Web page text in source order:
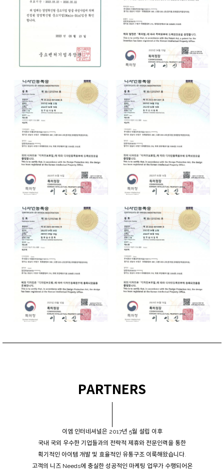
PARTNERS
이엠 인터네셔널은 2017년 5월 설립 이후
국내 국외 우수한 기업들과의 전략적 제휴와 전문인력을 통한
획기적인 아이템 개발 및 효율적인 유통구조 이룩해왔습니다.
고객의 니즈 Needs에 충실한 성공적인 마케팅 업무가 수행되어온